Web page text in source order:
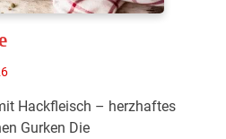
Hackfleisch – herzhaftes
Gurken Die